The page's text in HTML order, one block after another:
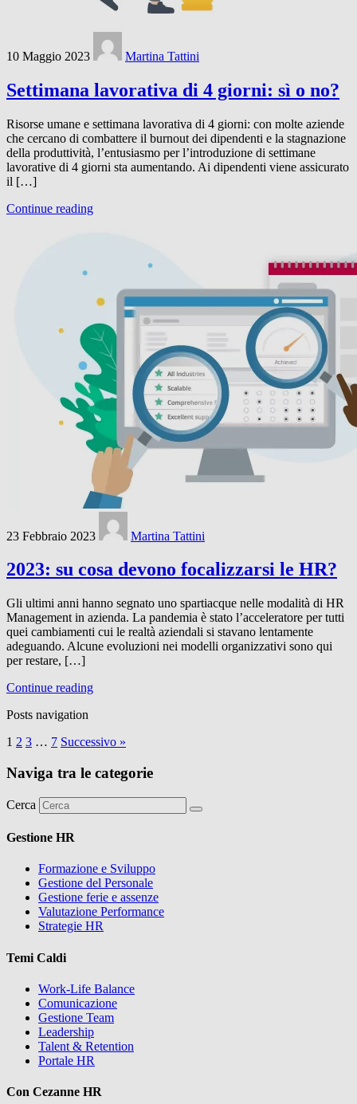
10 Maggio 2023 Martina Tattini
Settimana lavorativa di 4 giorni: sì o no?
Risorse umane e settimana lavorativa di 4 giorni: con molte aziende
che cercano di combattere il burnout dei dipendenti e la stagnazione
della produttività, l’entusiasmo per l’introduzione di settimane
lavorative di 4 giorni sta aumentando. Ai dipendenti viene assicurato
il […]
Continue reading
23 Febbraio 2023 Martina Tattini
2023: su cosa devono focalizzarsi le HR?
Gli ultimi anni hanno segnato uno spartiacque nelle modalità di HR
Management in azienda. La pandemia è stato l’acceleratore per tutti
quei cambiamenti cui le realtà aziendali si stavano lentamente
adeguando. Alcune evoluzioni nei modelli organizzativi sono qui
per restare, […]
Continue reading
Posts navigation
1 2 3 … 7 Successivo »
Naviga tra le categorie
Cerca
Gestione HR
Formazione e Sviluppo
Gestione del Personale
Gestione ferie e assenze
Valutazione Performance
Strategie HR
Temi Caldi
Work-Life Balance
Comunicazione
Gestione Team
Leadership
Talent & Retention
Portale HR
Con Cezanne HR